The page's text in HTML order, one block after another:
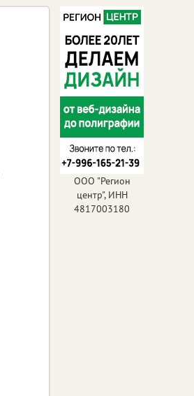
ООО "Регион
центр", ИНН
4817003180